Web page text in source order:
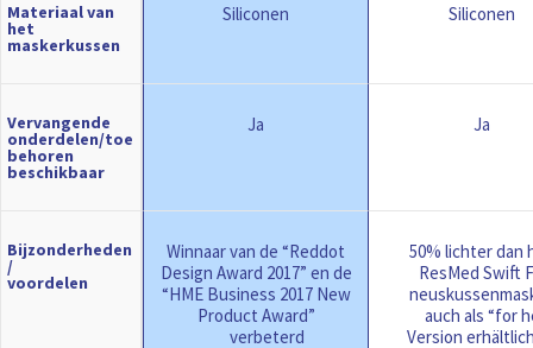
Materiaal van
het
maskerkussen
Vervangende
onderdelen/toe
behoren
beschikbaar
Bijzonderheden
/
voordelen
Siliconen
Ja
Winnaar van de “Reddot
Design Award 2017” en de
“HME Business 2017 New
Product Award”
verbeterd
Siliconen
Ja
50% lichter dan
ResMed Swift
auch als “for
Version